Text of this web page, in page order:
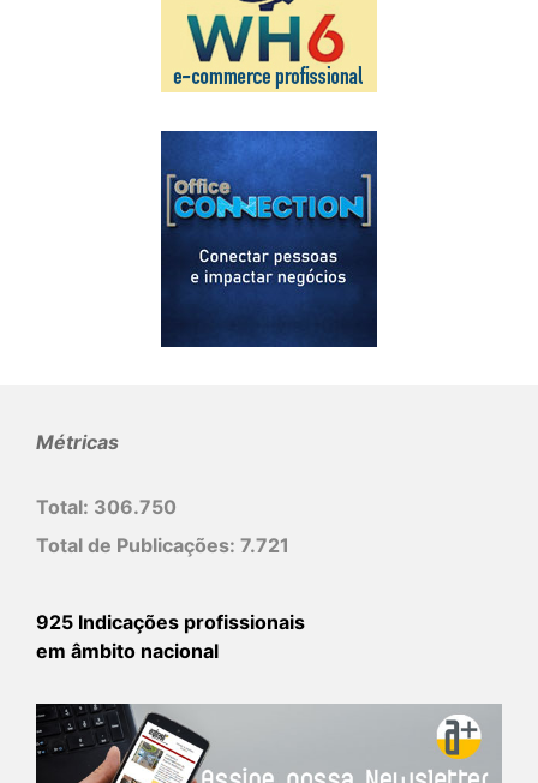
Métricas
Total: 306.750
Total de Publicações: 7.721
925 Indicações profissionais
em âmbito nacional